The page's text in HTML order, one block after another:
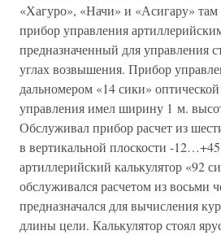
«Хагуро», «Начи» и «Асигару»
прибор управления
предназначенный для управления
углах возвышения. Прибор
дальномером «14 сики»
управления имел ширину 1 м.
Обслуживал прибор расчет из
в вертикальной плоскости -
артиллерийский калькулятор «92
обслуживался расчетом из восьми
предназначался для вычисления
длины цели. Калькулятор стоял